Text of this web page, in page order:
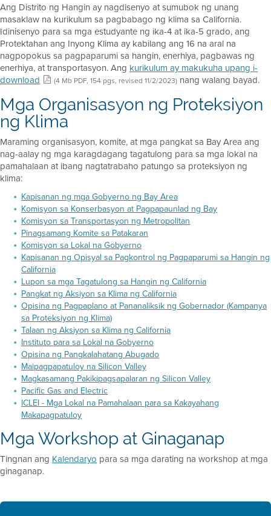
Ang Distrito ng Hangin ay nagdisenyo at sumubok ng unang
masaklaw na kurikulum sa pagbabago ng klima sa California.
Idinisenyo para sa mga estudyante ng ika-4 at ika-5 grado, ang
Protektahan ang Inyong Klima ay kabilang ang 16 na aral na
nagpopokus sa pagpaparumi sa hangin, enerhiya, pagbawas ng
enerhiya, at transportasyon. Ang kurikulum ay makukuha upang i-
download
(4 Mb PDF, 154 pgs, revised 11/2/2023) nang walang bayad.
Mga Organisasyon ng Proteksiyon
ng Klima
Maraming organisasyon, komite, at mga pangkat sa Bay Area ang
nag-aalay ng mga karagdagang tagatulong para sa mga lokal na
pamahalaan at ibang nagtatrabaho patungo sa proteksiyon ng
klima:
Kapisanan ng mga Gobyerno ng Bay Area
Komisyon sa Konserbasyon at Pagpapaunlad ng Bay
Komisyon sa Transportasyon ng Metropolitan
Pinagsamang Komite sa Patakaran
Komisyon sa Lokal na Gobyerno
Kapisanan ng Opisyal sa Pagkontrol ng Pagpaparumi sa Hangin ng
California
Lupon sa mga Tagatulong sa Hangin ng California
Pangkat ng Aksiyon sa Klima ng California
Opisina ng Pagpaplano at Pananaliksik ng Gobernador (Kampanya
sa Proteksiyon ng Klima)
Talaan ng Aksiyon sa Klima ng California
Instituto para sa Lokal na Gobyerno
Opisina ng Pangkalahatang Abugado
Maipagpapatuloy na Silicon Valley
Magkasamang Pakikipagsapalaran ng Silicon Valley
Pacific Gas and Electric
ICLEI - Mga Lokal na Pamahalaan para sa Kakayahang
Makapagpatuloy
Mga Workshop at Ginaganap
Tingnan ang Kalendaryo para sa mga darating na workshop at mga
ginaganap.